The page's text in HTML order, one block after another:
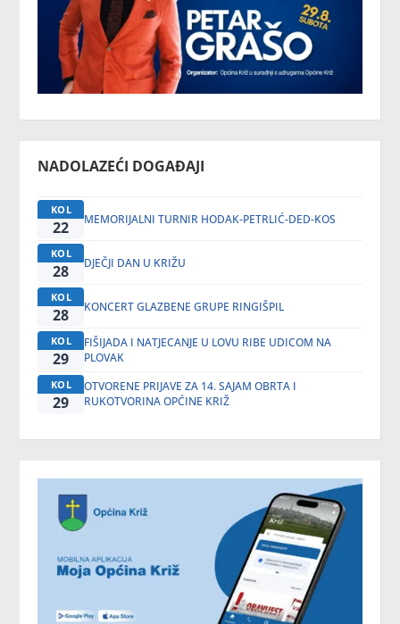
NADOLAZEĆI DOGAĐAJI
KOL
22 MEMORIJALNI TURNIR HODAK-PETRLIĆ-DED-KOS
KOL
28 DJEČJI DAN U KRIŽU
KOL
28 KONCERT GLAZBENE GRUPE RINGIŠPIL
KOL
29
FIŠIJADA I NATJECANJE U LOVU RIBE UDICOM NA
PLOVAK
KOL
29
OTVORENE PRIJAVE ZA 14. SAJAM OBRTA I
RUKOTVORINA OPĆINE KRIŽ